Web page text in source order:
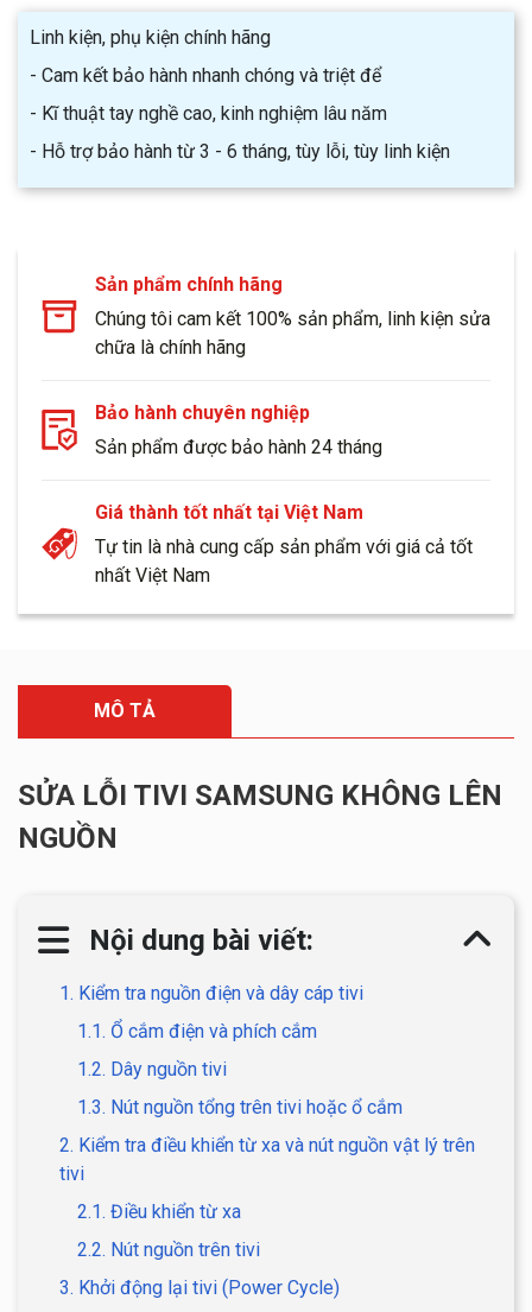
Linh kiện, phụ kiện chính hãng
- Cam kết bảo hành nhanh chóng và triệt để
- Kĩ thuật tay nghề cao, kinh nghiệm lâu năm
- Hỗ trợ bảo hành từ 3 - 6 tháng, tùy lỗi, tùy linh kiện
Sản phẩm chính hãng
Chúng tôi cam kết 100% sản phẩm, linh kiện sửa
chữa là chính hãng
Bảo hành chuyên nghiệp
Sản phẩm được bảo hành 24 tháng
Giá thành tốt nhất tại Việt Nam
Tự tin là nhà cung cấp sản phẩm với giá cả tốt
nhất Việt Nam
MÔ TẢ
SỬA LỖI TIVI SAMSUNG KHÔNG LÊN
NGUỒN
Nội dung bài viết:
1. Kiểm tra nguồn điện và dây cáp tivi
1.1. Ổ cắm điện và phích cắm
1.2. Dây nguồn tivi
1.3. Nút nguồn tổng trên tivi hoặc ổ cắm
2. Kiểm tra điều khiển từ xa và nút nguồn vật lý trên
tivi
2.1. Điều khiển từ xa
2.2. Nút nguồn trên tivi
3. Khởi động lại tivi (Power Cycle)